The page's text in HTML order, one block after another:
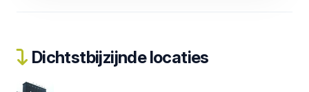
Dichtstbijzijnde locaties